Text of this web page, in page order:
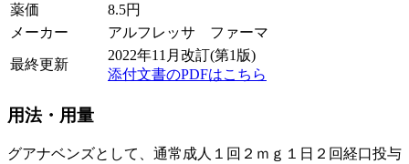
薬価
8.5円
メーカー
アルフレッサ ファーマ
最終更新
2022年11月改訂(第1版)
添付文書のPDFはこちら
用法・用量
グアナベンズとして、通常成人１回２ｍｇ１日２回経口投与